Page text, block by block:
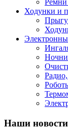
Ремни
Ходунки и
Наши новости